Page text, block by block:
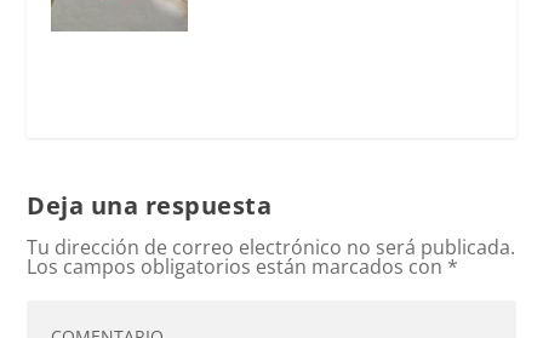
Deja una respuesta
Tu dirección de correo electrónico no será publicada.
Los campos obligatorios están marcados con *